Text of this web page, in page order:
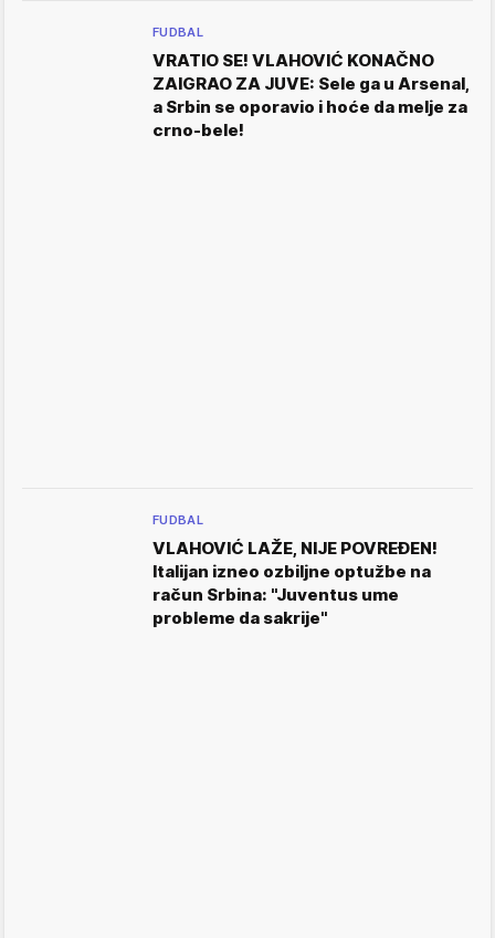
FUDBAL
VRATIO SE! VLAHOVIĆ KONAČNO
ZAIGRAO ZA JUVE: Sele ga u Arsenal,
a Srbin se oporavio i hoće da melje za
crno-bele!
FUDBAL
VLAHOVIĆ LAŽE, NIJE POVREĐEN!
Italijan izneo ozbiljne optužbe na
račun Srbina: "Juventus ume
probleme da sakrije"